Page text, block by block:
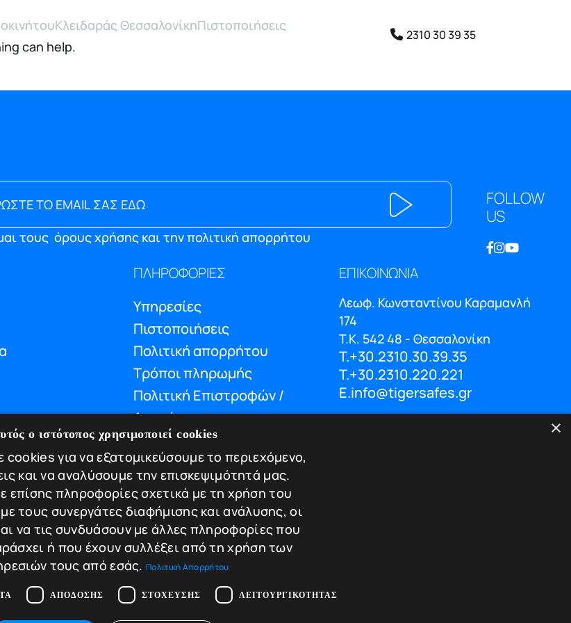
Κλειδαράς ΘεσσαλονίκηΠιστοποιήσεις
2310 30 39 35
can help.
τουςόρους χρήσης και την πολιτική απορρήτου
FOLLOW
US
ΠΛΗΡΟΦΟΡΙΕΣ
Υπηρεσίες
Πιστοποιήσεις
Πολιτική απορρήτου
Τρόποι πληρωμής
Πολιτική Επιστροφών /
Ακυρώσεων
ΕΠΙΚΟΙΝΩΝΙΑ
Λεωφ. Κωνσταντίνου Καραμανλή
174
Τ.Κ. 542 48 - Θεσσαλονίκη
T.+30.2310.30.39.35
T.+30.2310.220.221
E.info@tigersafes.gr
work and love by
×
ο ιστότοπος χρησιμοποιεί cookies
για να εξατομικεύσουμε το περιεχόμενο,
και να αναλύσουμε την επισκεψιμότητά μας.
επίσης πληροφορίες σχετικά με τη χρήση του
τους συνεργάτες διαφήμισης και ανάλυσης, οι
να τις συνδυάσουν με άλλες πληροφορίες που
ή που έχουν συλλέξει από τη χρήση των
τους από εσάς.Πολιτική Απορρήτου
ΑΠΌΔΟΣΗΣ ΣΤΌΧΕΥΣΗΣ ΛΕΙΤΟΥΡΓΙΚΌΤΗΤΑΣ